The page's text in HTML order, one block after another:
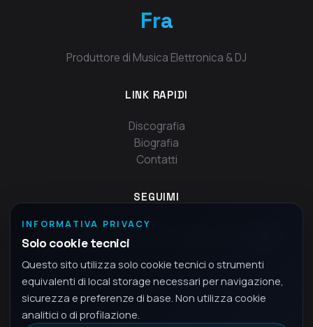
Fra
Produttore di Musica Elettronica & DJ
LINK RAPIDI
Discografia
Biografia
Contatti
SEGUIMI
INFORMATIVA PRIVACY
Solo cookie tecnici
Questo sito utilizza solo cookie tecnici o strumenti
equivalenti di local storage necessari per navigazione,
sicurezza e preferenze di base. Non utilizza cookie
analitici o di profilazione.